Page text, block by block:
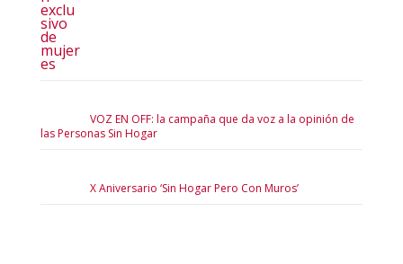
VOZ EN OFF: la campaña que da voz a la opinión de
las Personas Sin Hogar
X Aniversario ‘Sin Hogar Pero Con Muros’